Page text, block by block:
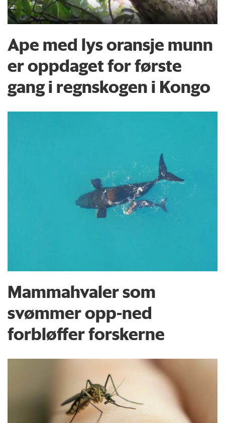
Ape med lys oransje munn
er oppdaget for første
gang i regnskogen i Kongo
Mammahvaler som
svømmer opp-ned
forbløffer forskerne